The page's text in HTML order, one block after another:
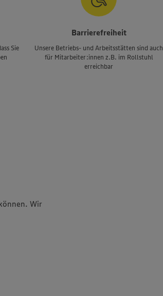
Sie
Barrierefreiheit
Unsere Betriebs- und Arbeitsstätten sind auch
für Mitarbeiter:innen z.B. im Rollstuhl
erreichbar
Wir